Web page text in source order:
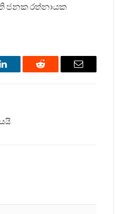
ජනක රත්නායක
LinkedIn Reddit Email